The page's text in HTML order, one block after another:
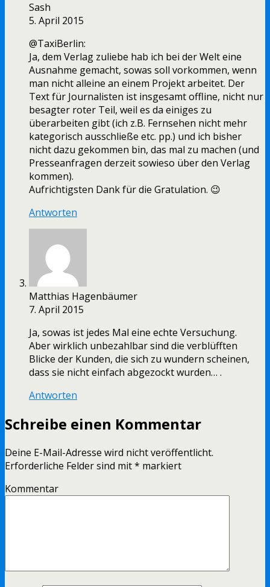
Sash
5. April 2015
@TaxiBerlin:
Ja, dem Verlag zuliebe hab ich bei der Welt eine
Ausnahme gemacht, sowas soll vorkommen, wenn
man nicht alleine an einem Projekt arbeitet. Der
Text für Journalisten ist insgesamt offline, nicht nur
besagter roter Teil, weil es da einiges zu
überarbeiten gibt (ich z.B. Fernsehen nicht mehr
kategorisch ausschließe etc. pp.) und ich bisher
nicht dazu gekommen bin, das mal zu machen (und
Presseanfragen derzeit sowieso über den Verlag
kommen).
Aufrichtigsten Dank für die Gratulation. 😉
Antworten
Matthias Hagenbäumer
7. April 2015
Ja, sowas ist jedes Mal eine echte Versuchung.
Aber wirklich unbezahlbar sind die verblüfften
Blicke der Kunden, die sich zu wundern scheinen,
dass sie nicht einfach abgezockt wurden… .
Antworten
Schreibe einen Kommentar
Deine E-Mail-Adresse wird nicht veröffentlicht.
Erforderliche Felder sind mit* markiert
Kommentar